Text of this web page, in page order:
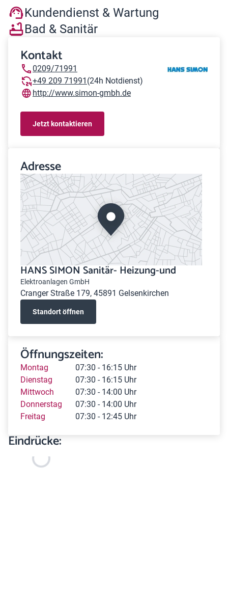
Kundendienst & Wartung
Bad & Sanitär
Kontakt
0209/71991
+49 209 71991 (24h Notdienst)
http://www.simon-gmbh.de
Jetzt kontaktieren
Adresse
HANS SIMON Sanitär- Heizung-und
Elektroanlagen GmbH
Cranger Straße 179, 45891 Gelsenkirchen
Standort öffnen
Öffnungszeiten:
Montag
07:30 - 16:15 Uhr
Dienstag
07:30 - 16:15 Uhr
Mittwoch
07:30 - 14:00 Uhr
Donnerstag
07:30 - 14:00 Uhr
Freitag
07:30 - 12:45 Uhr
Eindrücke: